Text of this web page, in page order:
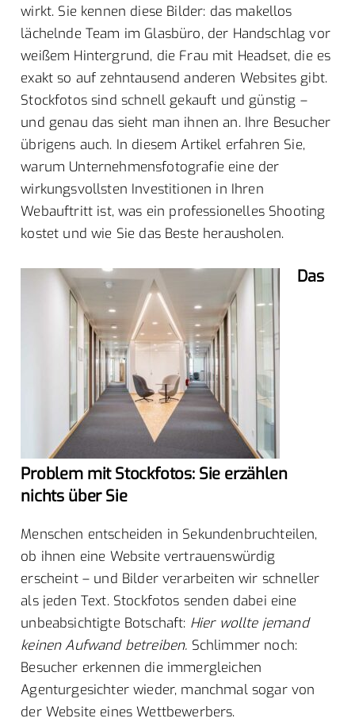
wirkt. Sie kennen diese Bilder: das makellos
lächelnde Team im Glasbüro, der Handschlag vor
weißem Hintergrund, die Frau mit Headset, die es
exakt so auf zehntausend anderen Websites gibt.
Stockfotos sind schnell gekauft und günstig –
und genau das sieht man ihnen an. Ihre Besucher
übrigens auch. In diesem Artikel erfahren Sie,
warum Unternehmensfotografie eine der
wirkungsvollsten Investitionen in Ihren
Webauftritt ist, was ein professionelles Shooting
kostet und wie Sie das Beste herausholen.
Das
Problem mit Stockfotos: Sie erzählen
nichts über Sie
Menschen entscheiden in Sekundenbruchteilen,
ob ihnen eine Website vertrauenswürdig
erscheint – und Bilder verarbeiten wir schneller
als jeden Text. Stockfotos senden dabei eine
unbeabsichtigte Botschaft: Hier wollte jemand
keinen Aufwand betreiben. Schlimmer noch:
Besucher erkennen die immergleichen
Agenturgesichter wieder, manchmal sogar von
der Website eines Wettbewerbers.